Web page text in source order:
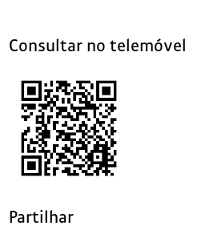
Consultar no telemóvel
Partilhar